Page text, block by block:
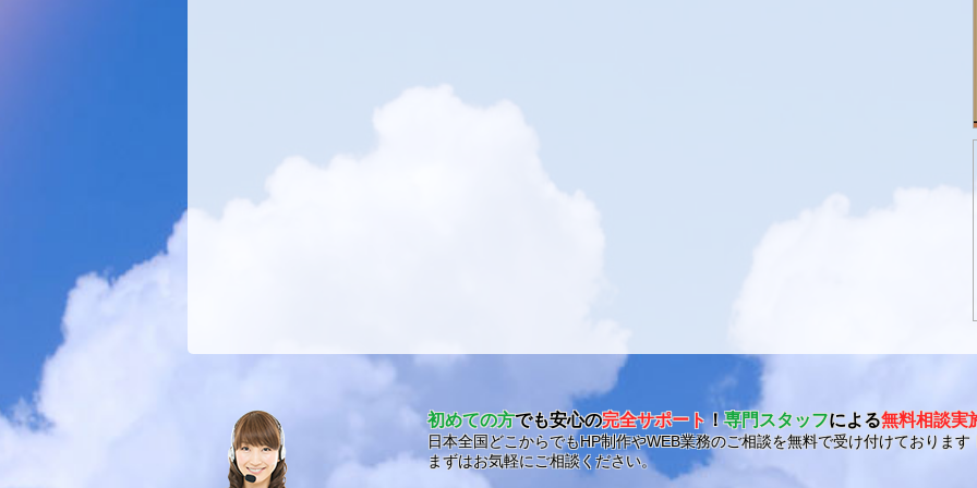
初めての方でも安心の完全サポート！専門スタッフによる無料相談実
日本全国どこからでもHP制作やWEB業務のご相談を無料で受け付けております
まずはお気軽にご相談ください。